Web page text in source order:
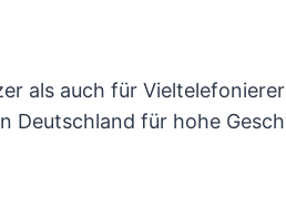
als auch für
Deutschland für hohe